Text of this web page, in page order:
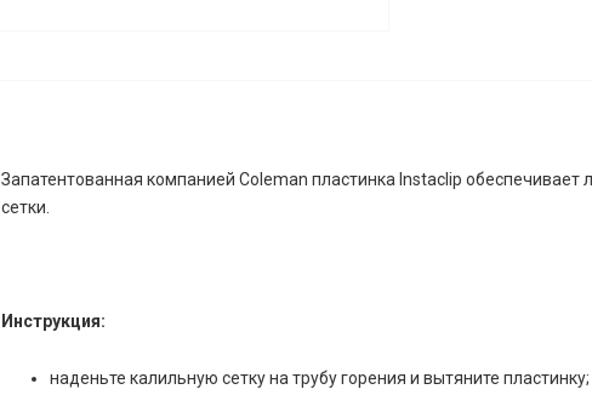
Запатентованная компанией Coleman пластинка Instaclip обеспечивает
сетки.
Инструкция:
наденьте калильную сетку на трубу горения и вытяните пластинку;